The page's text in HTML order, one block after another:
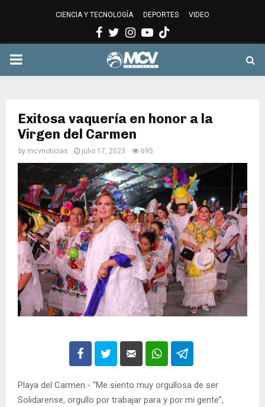
CIENCIA Y TECNOLOGÍA DEPORTES VIDEO
Facebook
Twitter
Instagram
Youtube
PRIMARY
Exitosa vaquería en honor a la
Virgen del Carmen
by mcvnoticias julio 17, 2023 695
Playa del Carmen.- “Me siento muy orgullosa de ser
Solidarense, orgullo por trabajar para y por mi gente”,